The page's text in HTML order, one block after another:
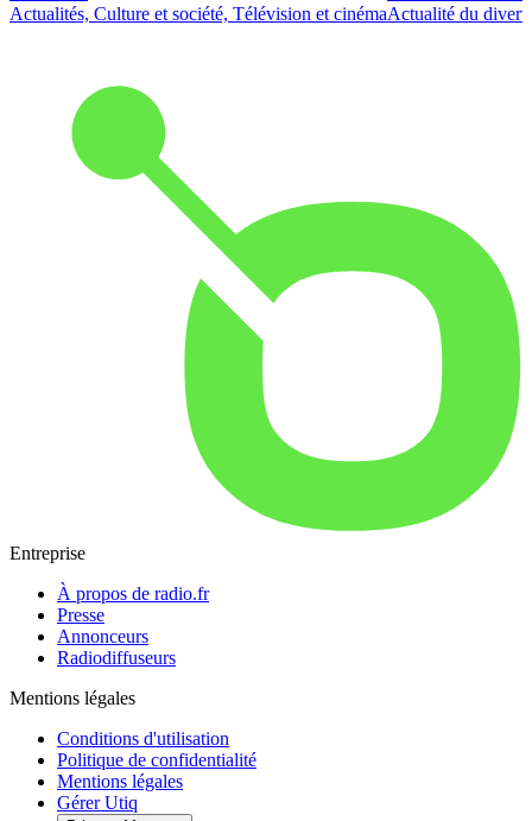
Actualités, Culture et société, Télévision et cinémaActualité du
Entreprise
À propos de radio.fr
Presse
Annonceurs
Radiodiffuseurs
Mentions légales
Conditions d'utilisation
Politique de confidentialité
Mentions légales
Gérer Utiq